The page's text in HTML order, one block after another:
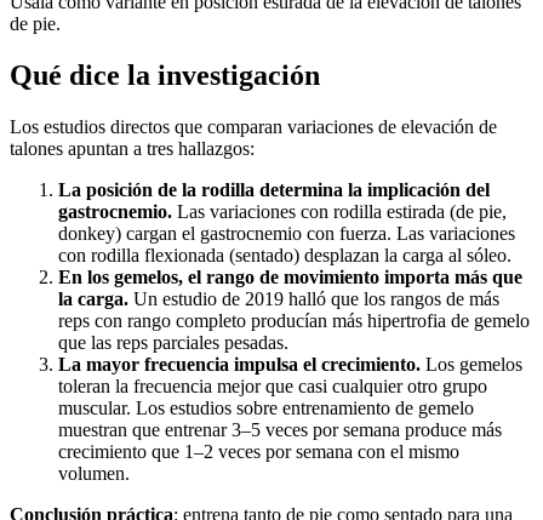
de pie.
Qué dice la investigación
Los estudios directos que comparan variaciones de elevación de
talones apuntan a tres hallazgos:
La posición de la rodilla determina la implicación del
gastrocnemio. Las variaciones con rodilla estirada (de pie,
donkey) cargan el gastrocnemio con fuerza. Las variaciones
con rodilla flexionada (sentado) desplazan la carga al sóleo.
En los gemelos, el rango de movimiento importa más que
la carga. Un estudio de 2019 halló que los rangos de más
reps con rango completo producían más hipertrofia de gemelo
que las reps parciales pesadas.
La mayor frecuencia impulsa el crecimiento. Los gemelos
toleran la frecuencia mejor que casi cualquier otro grupo
muscular. Los estudios sobre entrenamiento de gemelo
muestran que entrenar 3–5 veces por semana produce más
crecimiento que 1–2 veces por semana con el mismo
volumen.
Conclusión práctica: entrena tanto de pie como sentado para una